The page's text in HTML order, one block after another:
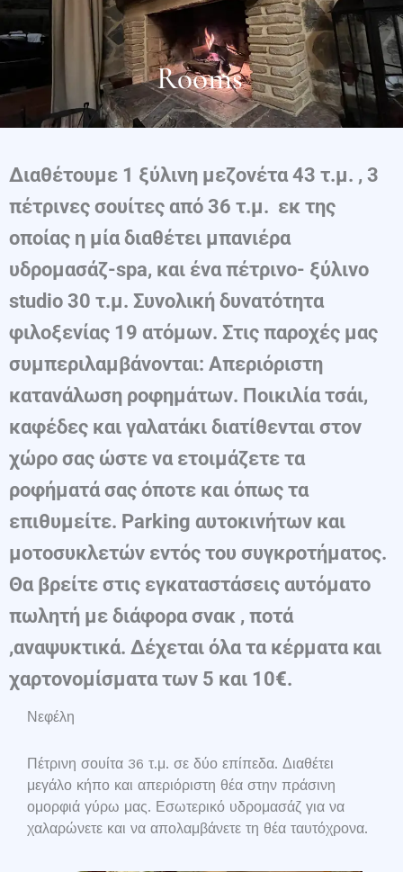
Rooms
Διαθέτουμε 1 ξύλινη μεζονέτα 43 τ.μ. , 3
πέτρινες σουίτες από 36 τ.μ. εκ της
οποίας η μία διαθέτει μπανιέρα
υδρομασάζ-spa, και ένα πέτρινο- ξύλινο
studio 30 τ.μ. Συνολική δυνατότητα
φιλοξενίας 19 ατόμων. Στις παροχές μας
συμπεριλαμβάνονται: Απεριόριστη
κατανάλωση ροφημάτων. Ποικιλία τσάι,
καφέδες και γαλατάκι διατίθενται στον
χώρο σας ώστε να ετοιμάζετε τα
ροφήματά σας όποτε και όπως τα
επιθυμείτε. Parking αυτοκινήτων και
μοτοσυκλετών εντός του συγκροτήματος.
Θα βρείτε στις εγκαταστάσεις αυτόματο
πωλητή με διάφορα σνακ , ποτά
,αναψυκτικά. Δέχεται όλα τα κέρματα και
χαρτονομίσματα των 5 και 10€.
Νεφέλη
Πέτρινη σουίτα 36 τ.μ. σε δύο επίπεδα. Διαθέτει
μεγάλο κήπο και απεριόριστη θέα στην πράσινη
ομορφιά γύρω μας. Εσωτερικό υδρομασάζ για να
χαλαρώνετε και να απολαμβάνετε τη θέα ταυτόχρονα.